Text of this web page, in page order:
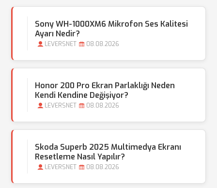
Sony WH-1000XM6 Mikrofon Ses Kalitesi
Ayarı Nedir?
LEVERSNET 08.08.2026
Honor 200 Pro Ekran Parlaklığı Neden
Kendi Kendine Değişiyor?
LEVERSNET 08.08.2026
Skoda Superb 2025 Multimedya Ekranı
Resetleme Nasıl Yapılır?
LEVERSNET 08.08.2026